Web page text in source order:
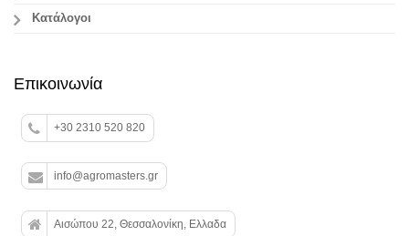
Κατάλογοι
Επικοινωνία
+30 2310 520 820
info@agromasters.gr
Αισώπου 22, Θεσσαλονίκη, Ελλαδα